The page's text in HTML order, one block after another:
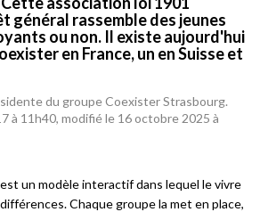
général rassemble des jeunes
ou non. Il existe aujourd'hui
en France, un en Suisse et
du groupe Coexister Strasbourg.
à 11h40, modifié le 16 octobre 2025 à
un modèle interactif dans lequel le vivre
Chaque groupe la met en place,